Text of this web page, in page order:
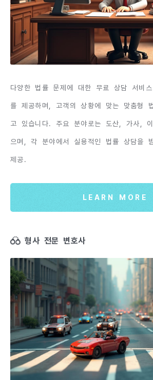
다양한 법률 문제에 대한 무료 상담 서비
를 제공하며, 고객의 상황에 맞는 맞춤형
고 있습니다. 주요 분야로는 도산, 가사,
으며, 각 분야에서 실용적인 법률 상담을
제공.
LEARN MORE
형사 전문 변호사